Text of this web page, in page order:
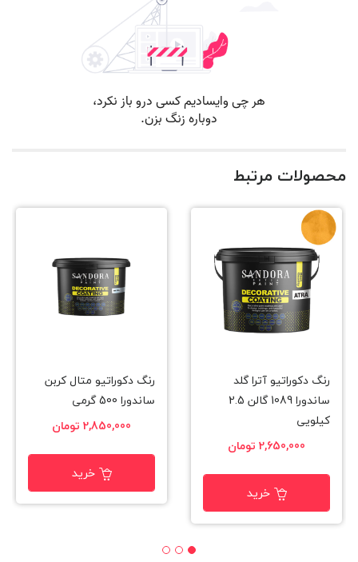
محصولات مرتبط
رنگ دکوراتیو آترا گلد
ساندورا 1089 گالن 2.5
کیلویی
2,650,000 تومان
خرید
رنگ دکوراتیو متال کربن
ساندورا 500 گرمی
2,850,000 تومان
خرید